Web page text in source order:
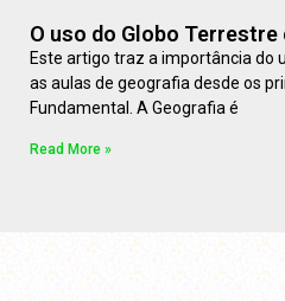
O uso do Globo Terrestre
Este artigo traz a importância do
as aulas de geografia desde os
Fundamental. A Geografia é
Read More »